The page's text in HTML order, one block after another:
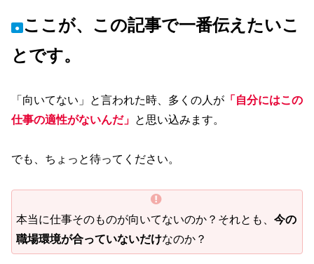
● ここが、この記事で一番伝えたいこ
とです。
「向いてない」と言われた時、多くの人が 「自分にはこの
仕事の適性がないんだ」 と思い込みます。
でも、ちょっと待ってください。
本当に仕事そのものが向いてないのか？それとも、 今の
職場環境が合っていないだけなのか？